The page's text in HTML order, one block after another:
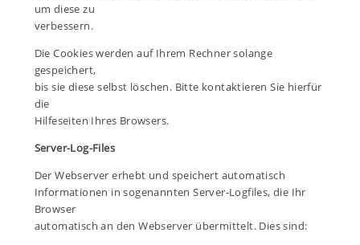
um diese zu
verbessern.
Die Cookies werden auf Ihrem Rechner solange
gespeichert,
bis sie diese selbst löschen. Bitte kontaktieren Sie hierfür
die
Hilfeseiten Ihres Browsers.
Server-Log-Files
Der Webserver erhebt und speichert automatisch
Informationen in sogenannten Server-Logfiles, die Ihr
Browser
automatisch an den Webserver übermittelt. Dies sind: